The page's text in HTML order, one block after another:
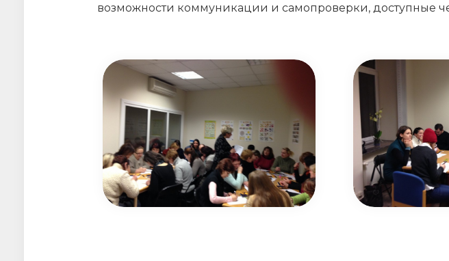
возможности коммуникации и самопроверки, доступные